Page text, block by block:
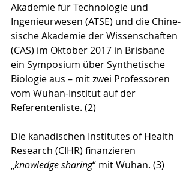
Akademie für Technologie und
Ingenieurwesen (ATSE) und die Chine­
sische Akademie der Wissenschaften
(CAS) im Oktober 2017 in Brisbane
ein Symposium über Synthetische
Biologie aus – mit zwei Professoren
vom Wuhan-Institut auf der
Referentenliste. (2)
Die kanadischen Institutes of Health
Research (CIHR) finanzieren
„knowledge sharing“ mit Wuhan. (3)